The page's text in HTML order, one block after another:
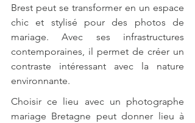
Brest peut se transformer en un espace
chic et stylisé pour des photos de
mariage. Avec ses infrastructures
contemporaines, il permet de créer un
contraste intéressant avec la nature
environnante.
Choisir ce lieu avec un photographe
mariage Bretagne peut donner lieu à